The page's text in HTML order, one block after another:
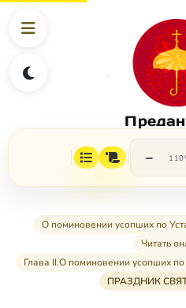
−
О поминовении усопших по
Читать
Глава II.О поминовении усопших
ПРАЗДНИК